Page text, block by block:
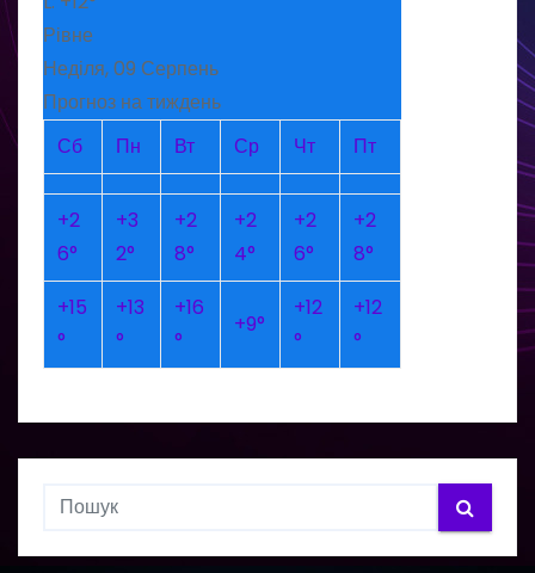
Рівне
Неділя, 09 Серпень
Прогноз на тиждень
Сб
Пн Вт Ср Чт Пт
+2
6°
+3
2°
+2
8°
+2
4°
+2
6°
+2
8°
+15
°
+13
°
+16
°
+9°
+12
°
+12
°